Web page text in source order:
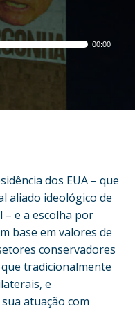
00:00
dos EUA – que
aliado ideológico de
e a escolha por
base em valores de
conservadores
tradicionalmente
e
atuação com